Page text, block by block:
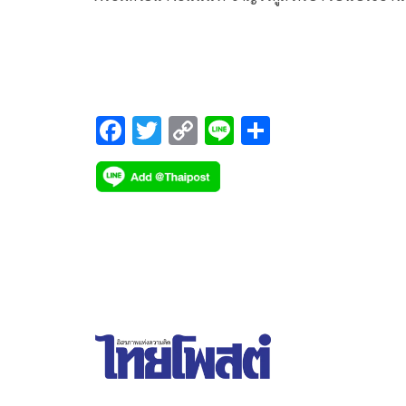
นันทกุล สส.อ่างทอง นายสมศักดิ์ ปริศนานันทกุล นาย
วุฒิ ธนาคมานุสรณ์ หัวหน้าพรรครักชาติ ให้การต้อนรับ
F
ac
e
T
wi
tt
C
o
p
Li